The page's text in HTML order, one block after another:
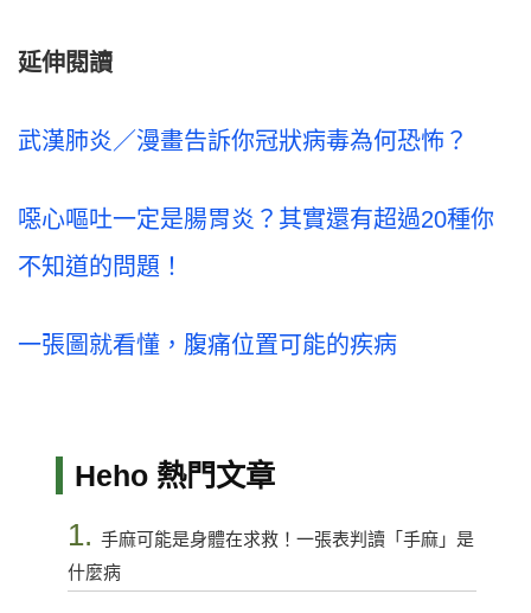
延伸閱讀
武漢肺炎／漫畫告訴你冠狀病毒為何恐怖？
噁心嘔吐一定是腸胃炎？其實還有超過20種你
不知道的問題！
一張圖就看懂，腹痛位置可能的疾病
Heho 熱門文章
1. 手麻可能是身體在求救！一張表判讀「手麻」是
什麼病